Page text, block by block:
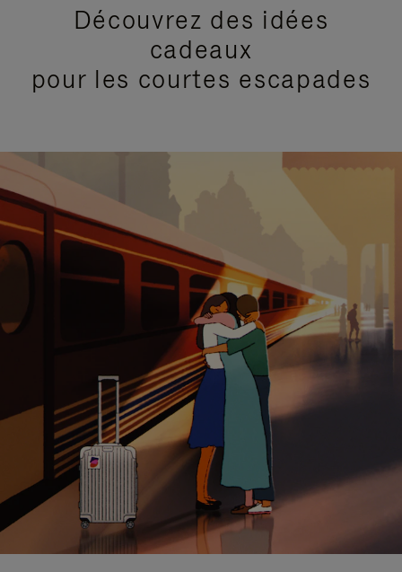
Découvrez des idées
cadeaux
pour les courtes escapades